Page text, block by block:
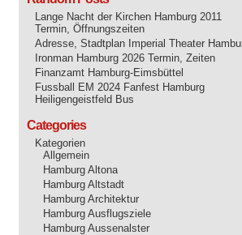
Lange Nacht der Kirchen Hamburg 2011
Termin, Öffnungszeiten
Adresse, Stadtplan Imperial Theater
Ironman Hamburg 2026 Termin, Zeiten
Finanzamt Hamburg-Eimsbüttel
Fussball EM 2024 Fanfest Hamburg
Heiligengeistfeld Bus
Categories
Kategorien
Allgemein
Hamburg Altona
Hamburg Altstadt
Hamburg Architektur
Hamburg Ausflugsziele
Hamburg Aussenalster